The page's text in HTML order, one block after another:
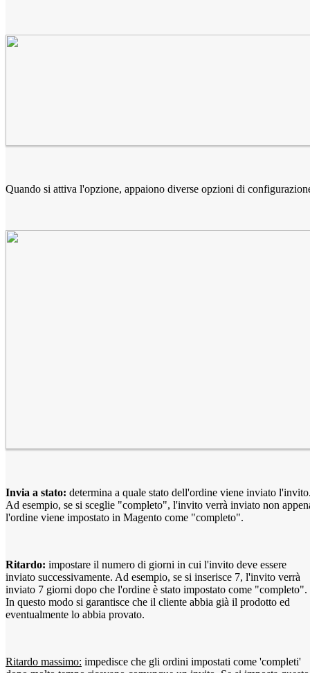
Quando si attiva l'opzione, appaiono diverse opzioni di
Invia a stato: determina a quale stato dell'ordine viene inviato
Ad esempio, se si sceglie "completo", l'invito verrà inviato non
l'ordine viene impostato in Magento come "completo".
Ritardo: impostare il numero di giorni in cui l'invito deve essere
inviato successivamente. Ad esempio, se si inserisce 7, l'invito verrà
inviato 7 giorni dopo che l'ordine è stato impostato come "completo".
In questo modo si garantisce che il cliente abbia già il prodotto ed
eventualmente lo abbia provato.
Ritardo massimo: impedisce che gli ordini impostati come 'completi'